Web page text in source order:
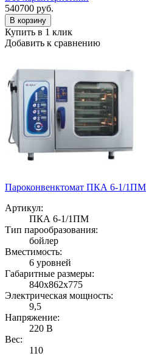
540700 руб.
В корзину
Купить в 1 клик
Добавить к сравнению
Пароконвенктомат ПКА 6-1/1ПМ
Артикул:
ПКА 6-1/1ПМ
Тип парообразования:
бойлер
Вместимость:
6 уровней
Габаритные размеры:
840х862х775
Электрическая мощность:
9,5
Напряжение:
220 В
Вес:
110